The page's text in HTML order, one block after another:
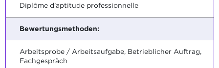
Diplôme d'aptitude professionnelle
Bewertungsmethoden:
Arbeitsprobe / Arbeitsaufgabe, Betrieblicher Auftrag,
Fachgespräch